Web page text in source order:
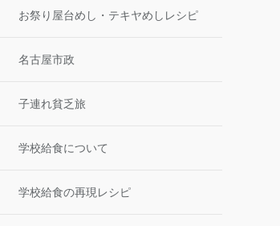
お祭り屋台めし・テキヤめしレシピ
名古屋市政
子連れ貧乏旅
学校給食について
学校給食の再現レシピ